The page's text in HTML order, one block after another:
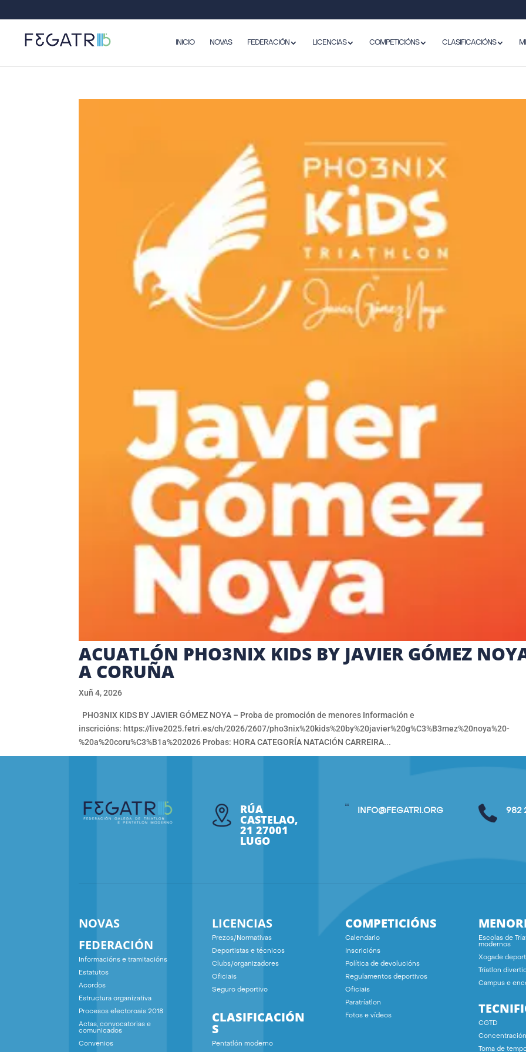
INICIO NOVAS FEDERACIÓN LICENCIAS COMPETICIÓNS CLASIFICACIÓNS
ACUATLÓN PHO3NIX KIDS BY JAVIER GÓMEZ
A CORUÑA
Xuñ 4, 2026
PHO3NIX KIDS BY JAVIER GÓMEZ NOYA – Proba de promoción de menores Información e
inscricións: https://live2025.fetri.es/ch/2026/2607/pho3nix%20kids%20by%20javier%20g%C3%B3mez%20noya%20-
%20a%20coru%C3%B1a%202026 Probas: HORA CATEGORÍA NATACIÓN CARREIRA...
RÚA
CASTELAO,
21 27001
LUGO
INFO@FEGATRI.ORG 982
NOVAS
FEDERACIÓN
Informacións e tramitacións
Estatutos
Acordos
Estructura organizativa
Procesos electoroais 2018
Actas, convocatorias e
comunicados
Convenios
LICENCIAS
Prezos/Normativas
Deportistas e técnicos
Clubs/organizadores
Oficiais
Seguro deportivo
CLASIFICACIÓN
S
Pentatlón moderno
COMPETICIÓNS
Calendario
Inscricións
Política de devolucións
Regulamentos deportivos
Oficiais
Paratríatlon
Fotos e vídeos
Escolas de
modernos
Xogade
Tríatlon
Campus e
CGTD
Toma de